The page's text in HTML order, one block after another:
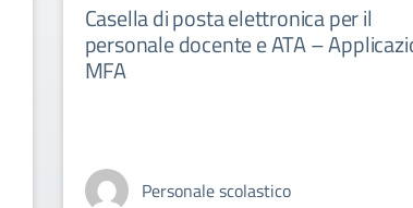
Casella di posta elettronica per il
personale docente e ATA –
MFA
Personale scolastico